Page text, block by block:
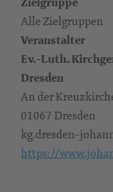
Alle Zielgruppen
Veranstalter
Ev.-Luth.
Dresden
An der
01067 Dresden
kg.dresden-
https://